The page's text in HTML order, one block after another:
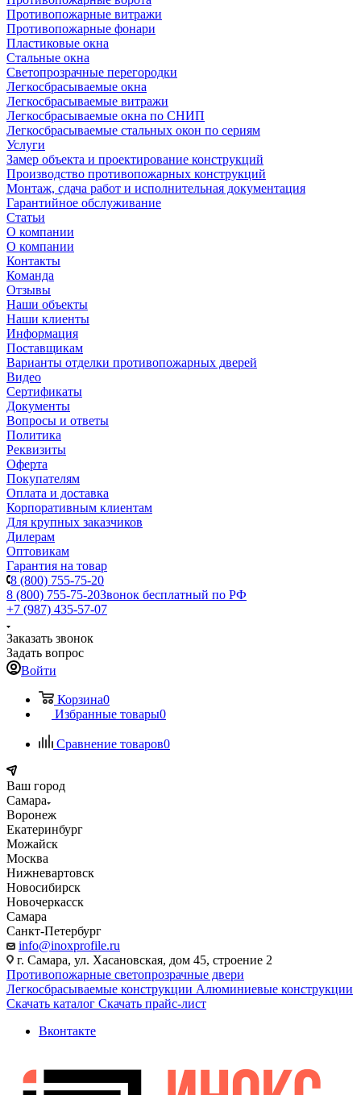
Противопожарные витражи
Противопожарные фонари
Пластиковые окна
Стальные окна
Светопрозрачные перегородки
Легкосбрасываемые окна
Легкосбрасываемые витражи
Легкосбрасываемые окна по СНИП
Легкосбрасываемые стальных окон по сериям
Услуги
Замер объекта и проектирование конструкций
Производство противопожарных конструкций
Монтаж, сдача работ и исполнительная документация
Гарантийное обслуживание
Статьи
О компании
О компании
Контакты
Команда
Отзывы
Наши объекты
Наши клиенты
Информация
Поставщикам
Варианты отделки противопожарных дверей
Видео
Сертификаты
Документы
Вопросы и ответы
Политика
Реквизиты
Оферта
Покупателям
Оплата и доставка
Корпоративным клиентам
Для крупных заказчиков
Дилерам
Оптовикам
Гарантия на товар
8 (800) 755-75-20
8 (800) 755-75-20Звонок бесплатный по РФ
+7 (987) 435-57-07
Заказать звонок
Задать вопрос
Войти
Корзина0
Избранные товары0
Сравнение товаров0
Ваш город
Самара
Воронеж
Екатеринбург
Можайск
Москва
Нижневартовск
Новосибирск
Новочеркасск
Самара
Санкт-Петербург
info@inoxprofile.ru
г. Самара, ул. Хасановская, дом 45, строение 2
Противопожарные светопрозрачные двери
Легкосбрасываемые конструкции Алюминиевые конструкции
Скачать каталог Скачать прайс-лист
Вконтакте